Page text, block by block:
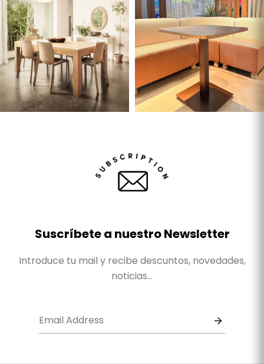
Suscríbete a nuestro Newsletter
Introduce tu mail y recibe descuntos, novedades,
noticias...